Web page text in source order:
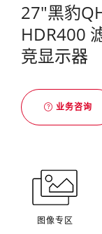
27"黑豹
HDR400
竞显示器
业务咨询
图像专区